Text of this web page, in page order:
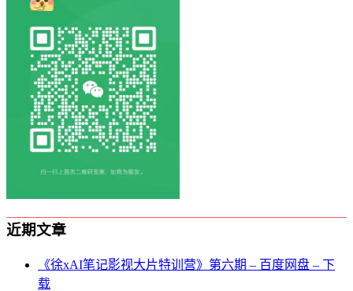
近期文章
《徐xAI笔记影视大片特训营》第六期 – 百度网盘 – 下
载